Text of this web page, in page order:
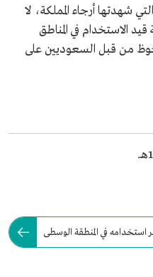
شهدتها أرجاء المملكة، لا
الاستخدام في المناطق
من قبل السعوديين على
استخدامه في المنطقة الوسطى